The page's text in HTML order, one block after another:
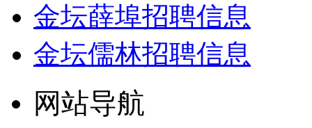
金坛薛埠招聘信息
金坛儒林招聘信息
网站导航